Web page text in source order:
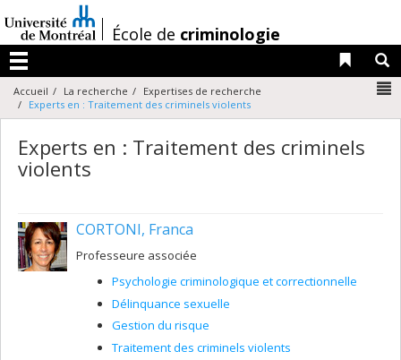
au
contenu
/École de criminologie
Menu
Liens
Accueil La recherche
Expertises de recherche
Experts en : Traitement des criminels violents
Experts en : Traitement des criminels
violents
CORTONI, Franca
Professeure associée
Psychologie criminologique et correctionnelle
Délinquance sexuelle
Gestion du risque
Traitement des criminels violents